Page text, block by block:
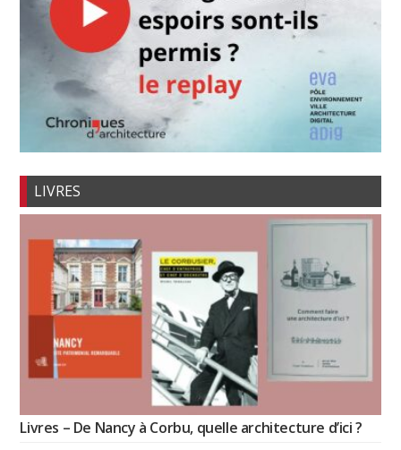
LIVRES
Livres – De Nancy à Corbu, quelle architecture d’ici ?